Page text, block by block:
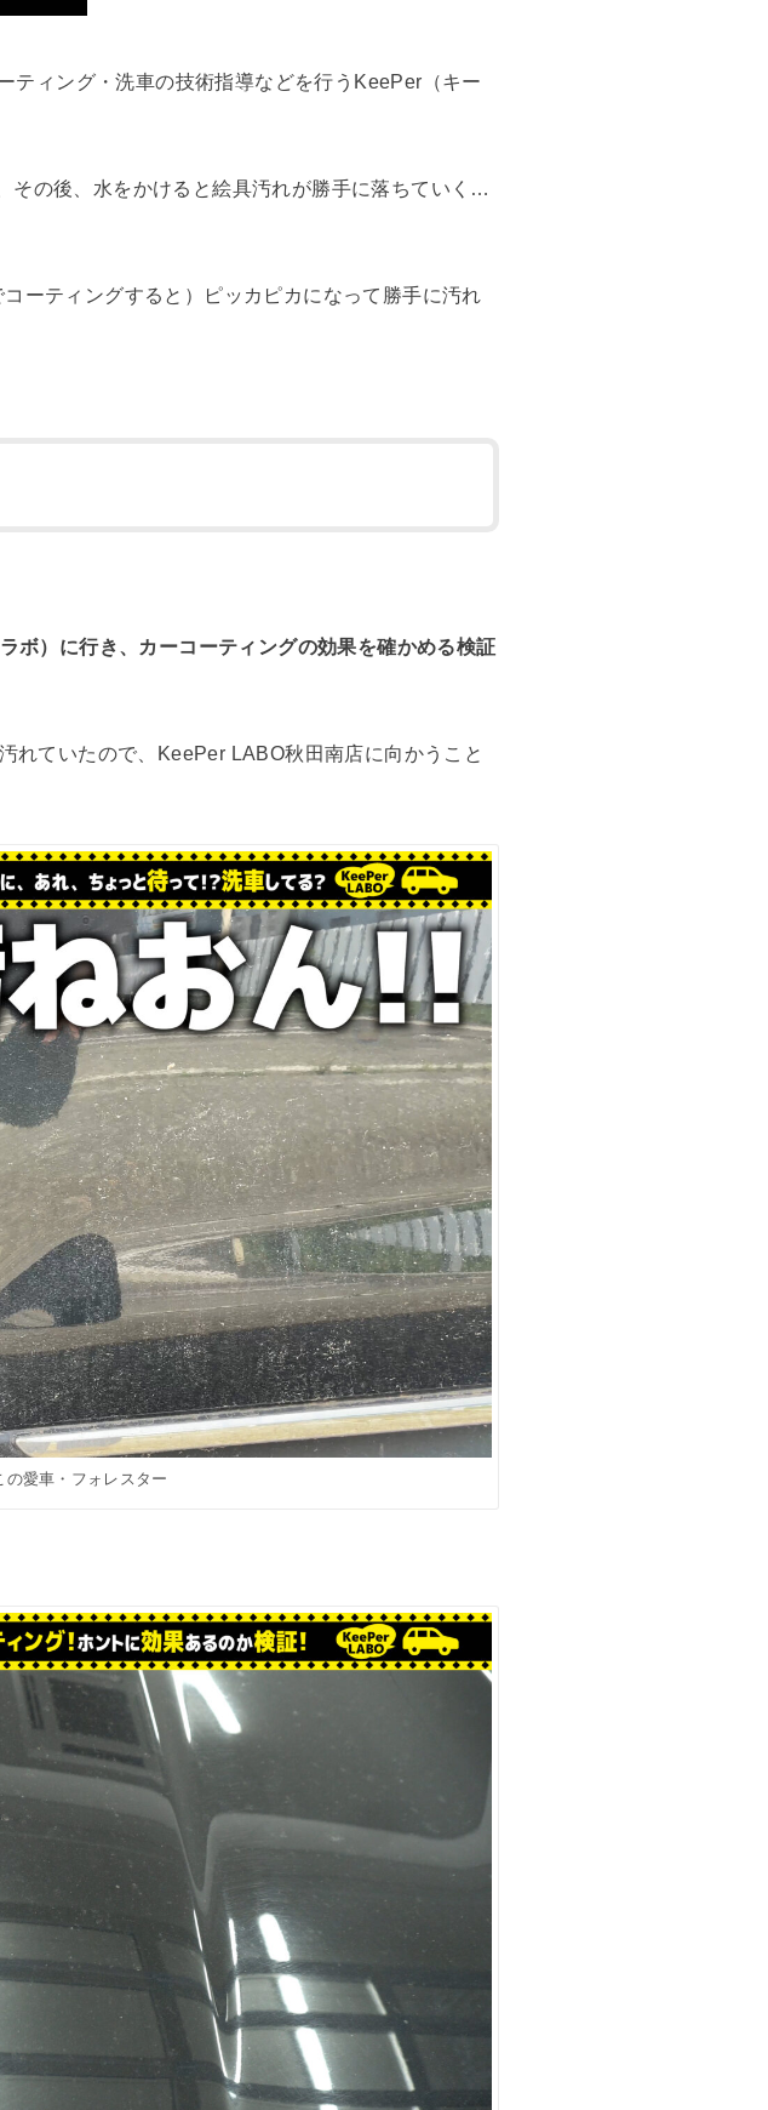
ティング・洗車の技術指導などを行うKeePer（キー
その後、水をかけると絵具汚れが勝手に落ちていく…
ーティングすると）ピッカピカになって勝手に汚れ
ボ）に行き、カーコーティングの効果を確かめる検証
れていたので、KeePer LABO秋田南店に向かうこと
愛車・フォレスター